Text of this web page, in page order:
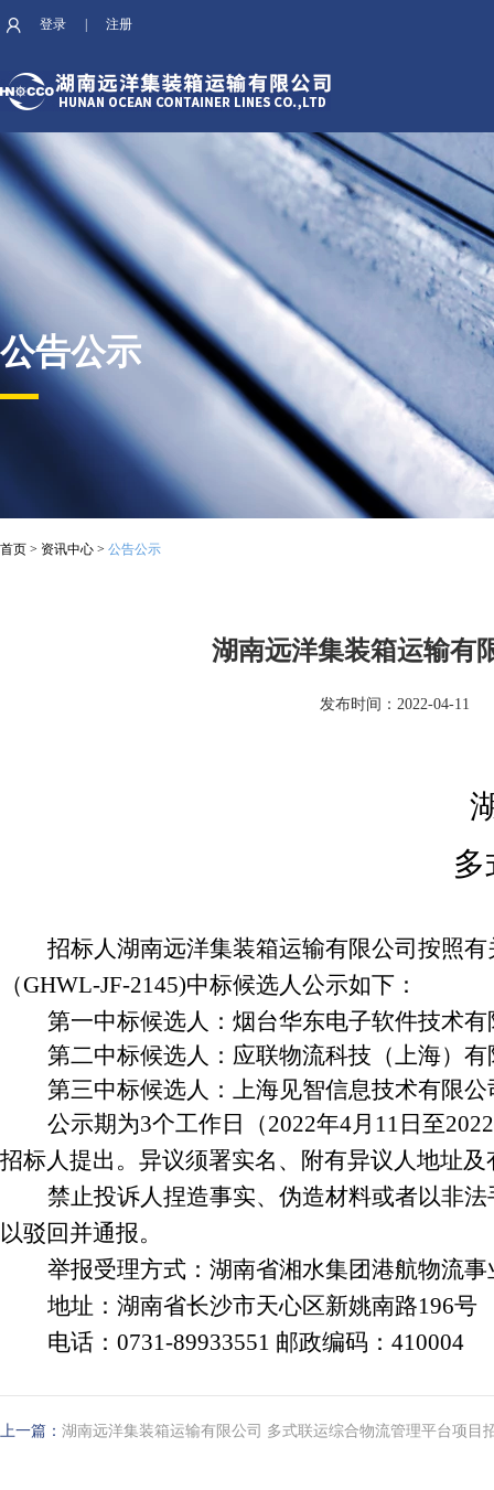
登录 注册
公告公示
首页 > 资讯中心 > 公告公示
湖南远洋集装箱运输有
发布时间：2022-04-11
多
招标人湖南远洋集装箱运输有限公司按照
（GHWL-JF-2145)中标候选人公示如下：
第一中标候选人：烟台华东电子软件技术有
第二中标候选人：应联物流科技（上海）有
第三中标候选人：上海见智信息技术有限公
公示期为3个工作日（2022年4月11日至
招标人提出。异议须署实名、附有异议人地址
禁止投诉人捏造事实、伪造材料或者以非
以驳回并通报。
举报受理方式：湖南省湘水集团港航物流
地址：湖南省长沙市天心区新姚南路196号
电话：0731-89933551 邮政编码：410004
上一篇： 湖南远洋集装箱运输有限公司 多式联运综合物流管理平台项目